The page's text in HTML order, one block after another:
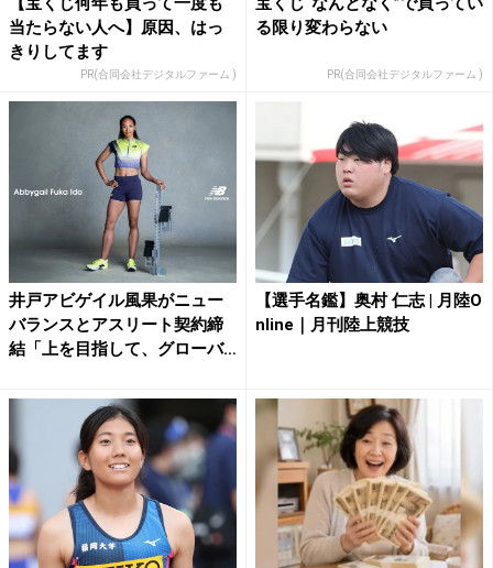
当たらない人へ】原因、はっ
きりしてます
PR(合同会社デジタルファーム )
る限り変わらない
PR(合同会社デジタルファーム )
井戸アビゲイル風果がニュー
バランスとアスリート契約締
結「上を目指して、グローバ
【選手名鑑】奥村 仁志 | 月陸O
nline｜月刊陸上競技